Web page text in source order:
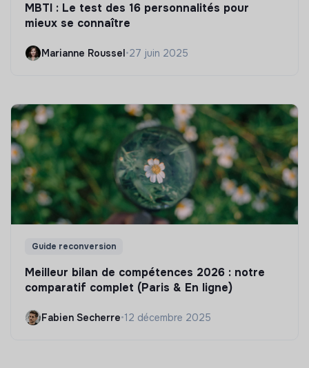
MBTI : Le test des 16 personnalités pour
mieux se connaître
Marianne Roussel•27 juin 2025
Guide reconversion
Meilleur bilan de compétences 2026 : notre
comparatif complet (Paris & En ligne)
Fabien Secherre•12 décembre 2025